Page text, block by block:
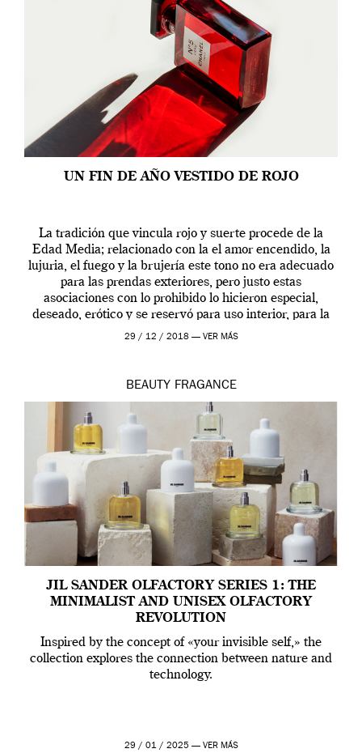
UN FIN DE AÑO VESTIDO DE ROJO
La tradición que vincula rojo y suerte procede de la
Edad Media; relacionado con la el amor encendido, la
lujuria, el fuego y la brujería este tono no era adecuado
para las prendas exteriores, pero justo estas
asociaciones con lo prohibido lo hicieron especial,
deseado, erótico y se reservó para uso interior, para la
ropa […]
29 / 12 / 2018 — VER MÁS
BEAUTY FRAGANCE
JIL SANDER OLFACTORY SERIES 1: THE
MINIMALIST AND UNISEX OLFACTORY
REVOLUTION
Inspired by the concept of «your invisible self,» the
collection explores the connection between nature and
technology.
29 / 01 / 2025 — VER MÁS